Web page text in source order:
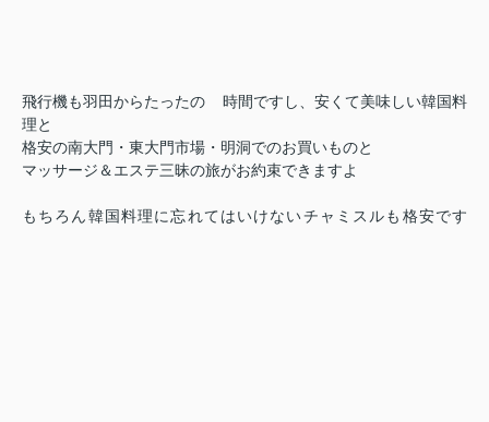
飛行機も羽田からたったの
時間ですし、安くて美味しい韓国料
理と
格安の南大門・東大門市場・明洞でのお買いものと
マッサージ＆エステ三昧の旅がお約束できますよ
もちろん韓国料理に忘れてはいけないチャミスルも格安です